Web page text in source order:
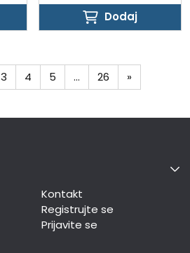
Dodaj
Dodaj
3 4 5 … 26 »
Kontakt
Registrujte se
Prijavite se